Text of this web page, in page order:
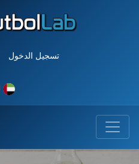
تسجيل الدخول